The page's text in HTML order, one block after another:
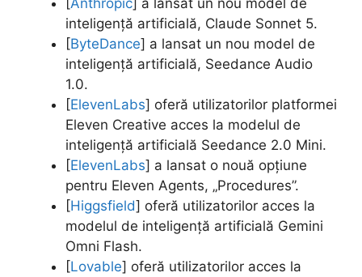
inteligență artificială, Claude Sonnet 5.
[ByteDance] a lansat un nou model de
inteligență artificială, Seedance Audio
1.0.
[ElevenLabs] oferă utilizatorilor platformei
Eleven Creative acces la modelul de
inteligență artificială Seedance 2.0 Mini.
[ElevenLabs] a lansat o nouă opțiune
pentru Eleven Agents, „Procedures”.
[Higgsfield] oferă utilizatorilor acces la
modelul de inteligență artificială Gemini
Omni Flash.
[Lovable] oferă utilizatorilor acces la